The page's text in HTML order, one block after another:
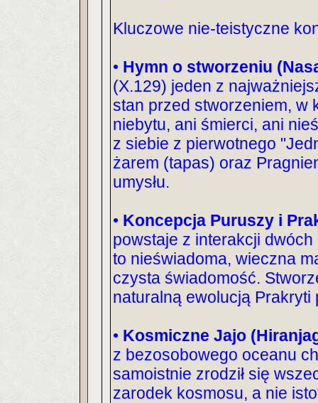
Kluczowe nie-teistyczne
• Hymn o stworzeniu
(X.129) jeden z
stan przed stworzeniem, w
niebytu, ani śmierci, ani
z siebie z pierwotnego
żarem (tapas) oraz
umysłu.
• Koncepcja Puruszy i
powstaje z interakcji
to nieświadoma, wieczna
czysta świadomość.
naturalną ewolucją Prakryti
• Kosmiczne Jajo
z bezosobowego oceanu
samoistnie zrodził się
zarodek kosmosu, a nie